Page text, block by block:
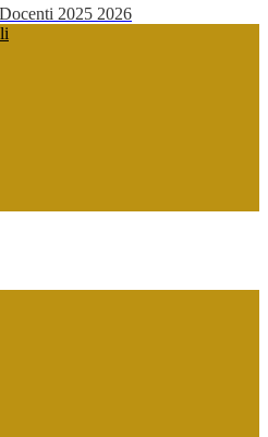
2025 2026